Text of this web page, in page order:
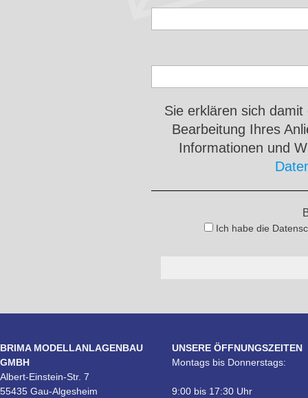
Sie erklären sich
Bearbeitung Ihres
Informationen und
Ich habe die
BRIMA MODELLANLAGENBAU
GMBH
Albert-Einstein-Str. 7
55435 Gau-Algesheim
UNSERE ÖFFNUNGSZEITEN
Montags bis Donnerstags:
9:00 bis 17:30 Uhr